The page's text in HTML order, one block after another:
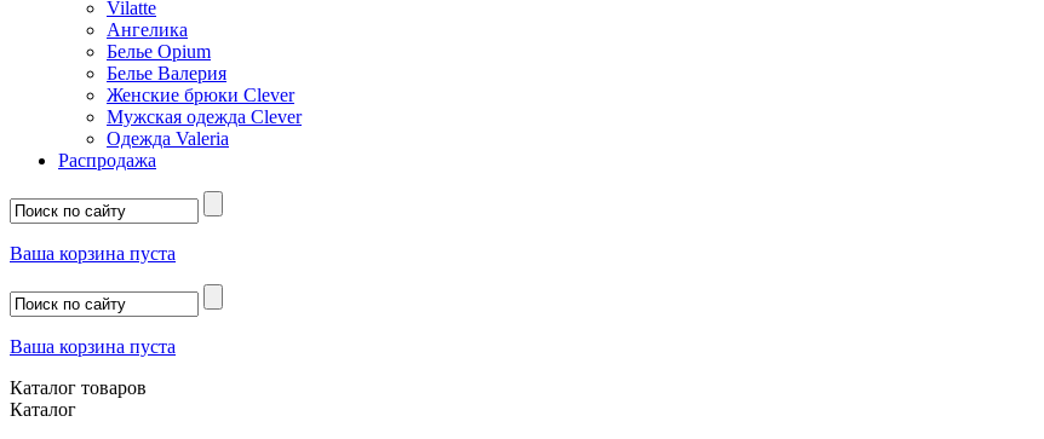
Vilatte
Ангелика
Белье Opium
Белье Валерия
Женские брюки Clever
Мужская одежда Clever
Одежда Valeria
Распродажа
Ваша корзина пуста
Ваша корзина пуста
Каталог товаров
Каталог